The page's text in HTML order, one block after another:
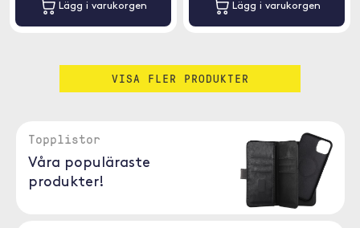
Lägg i varukorgen Lägg i varukorgen
VISA FLER PRODUKTER
Topplistor
Våra populäraste
produkter!